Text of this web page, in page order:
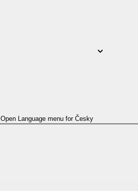
Open Language menu for Česky